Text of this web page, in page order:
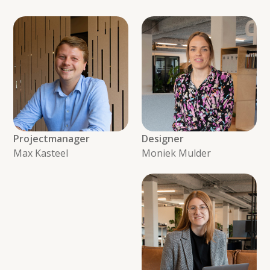
Designer
Moniek Mulder
Projectmanager
Max Kasteel